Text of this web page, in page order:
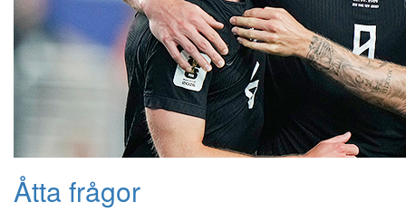
Åtta frågor